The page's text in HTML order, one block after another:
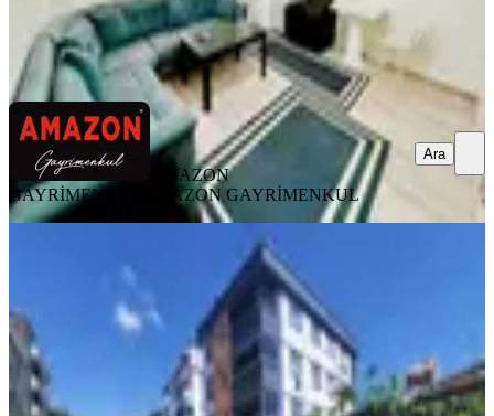
AMAZON GAYRİMENKUL AMAZON GAYRİMENKUL
Ara
AMAZON
GAYRİMENKUL
AMAZON GAYRİMENKUL
Ara
Yeni Rotadan Abdülhamit Han Mah.
Ara Kat 2+1 Kiralık Daire
Onikişubat, Abdülhamid Han Mahallesi
·100 m² ·2. Kat ·08.08.2026
18.500 ₺